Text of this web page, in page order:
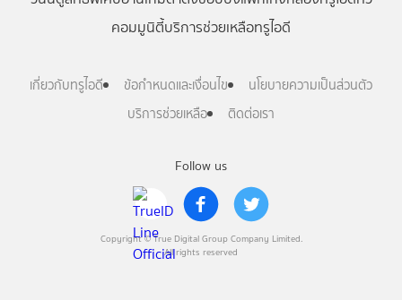
Follow us
Copyright © True Digital Group Company Limited.
All rights reserved
คอมมูนิตี้บริการช่วยเหลือทรูไอดี
เกี่ยวกับทรูไอดี ข้อกำหนดและเงื่อนไข
นโยบายความเป็นส่วนตัว
บริการช่วยเหลือ
ติดต่อเรา